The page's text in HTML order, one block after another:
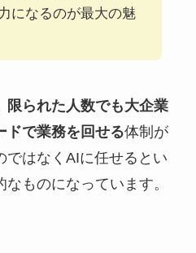
になるのが最大の魅
限られた人数でも大企業
ドで業務を回せる体制が
ではなくAIに任せるとい
ものになっています。